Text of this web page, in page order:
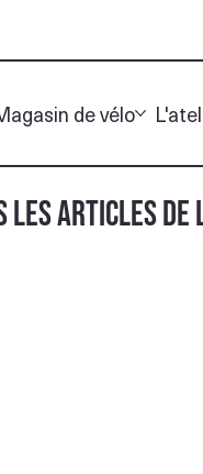
de vélo
LES ARTICLES DE